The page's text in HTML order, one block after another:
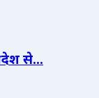
से...